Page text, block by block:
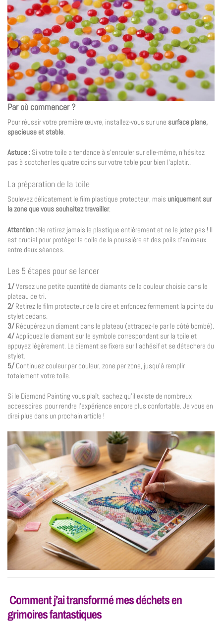
Par où commencer ?
Pour réussir votre première œuvre, installez-vous sur une surface plane,
spacieuse et stable.
Astuce : Si votre toile a tendance à s’enrouler sur elle-même, n’hésitez
pas à scotcher les quatre coins sur votre table pour bien l’aplatir..
La préparation de la toile
Soulevez délicatement le film plastique protecteur, mais uniquement sur
la zone que vous souhaitez travailler.
Attention : Ne retirez jamais le plastique entièrement et ne le jetez pas ! Il
est crucial pour protéger la colle de la poussière et des poils d’animaux
entre deux séances.
Les 5 étapes pour se lancer
1/Versez une petite quantité de diamants de la couleur choisie dans le
plateau de tri.
2/ Retirez le film protecteur de la cire et enfoncez fermement la pointe du
stylet dedans.
3/ Récupérez un diamant dans le plateau (attrapez-le par le côté bombé).
4/Appliquez le diamant sur le symbole correspondant sur la toile et
appuyez légèrement. Le diamant se fixera sur l’adhésif et se détachera du
stylet.
5/ Continuez couleur par couleur, zone par zone, jusqu’à remplir
totalement votre toile.
Si le Diamond Painting vous plaît, sachez qu’il existe de nombreux
accessoires pour rendre l’expérience encore plus confortable. Je vous en
dirai plus dans un prochain article !
Comment j’ai transformé mes déchets en
grimoires fantastiques